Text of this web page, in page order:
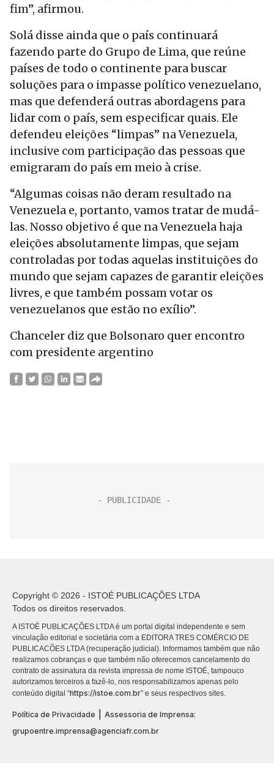
fim”, afirmou.
Solá disse ainda que o país continuará
fazendo parte do Grupo de Lima, que reúne
países de todo o continente para buscar
soluções para o impasse político venezuelano,
mas que defenderá outras abordagens para
lidar com o país, sem especificar quais. Ele
defendeu eleições “limpas” na Venezuela,
inclusive com participação das pessoas que
emigraram do país em meio à crise.
“Algumas coisas não deram resultado na
Venezuela e, portanto, vamos tratar de mudá-
las. Nosso objetivo é que na Venezuela haja
eleições absolutamente limpas, que sejam
controladas por todas aquelas instituições do
mundo que sejam capazes de garantir eleições
livres, e que também possam votar os
venezuelanos que estão no exílio”.
Chanceler diz que Bolsonaro quer encontro
com presidente argentino
Copyright © 2026 - ISTOÉ PUBLICAÇÕES LTDA
Todos os direitos reservados.
A ISTOÉ PUBLICAÇÕES LTDA é um portal digital independente e sem
vinculação editorial e societária com a EDITORA TRES COMÉRCIO DE
PUBLICACÕES LTDA (recuperação judicial). Informamos também que não
realizamos cobranças e que também não oferecemos cancelamento do
contrato de assinatura da revista impressa de nome ISTOÉ, tampouco
autorizamos terceiros a fazê-lo, nos responsabilizamos apenas pelo
conteúdo digital “https://istoe.com.br” e seus respectivos sites.
Política de Privacidade
Assessoria de Imprensa:
grupoentre.imprensa@agenciafr.com.br